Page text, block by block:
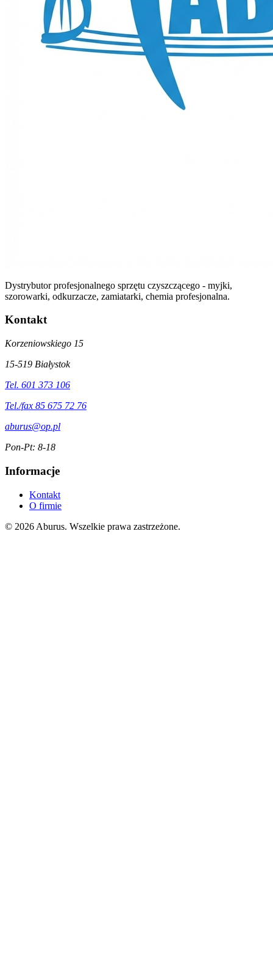
Dystrybutor profesjonalnego sprzętu czyszczącego - myjki,
szorowarki, odkurzacze, zamiatarki, chemia profesjonalna.
Kontakt
Korzeniowskiego 15
15-519 Białystok
Tel. 601 373 106
Tel./fax 85 675 72 76
aburus@op.pl
Pon-Pt: 8-18
Informacje
Kontakt
O firmie
© 2026 Aburus. Wszelkie prawa zastrzeżone.